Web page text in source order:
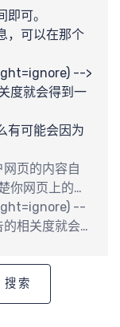
可。
，可以在那个
-->
度就会得到一
有可能会因为
页的内容自
你网页上的哪
动添加一些
某些部分，这
广告的相关
，那么可以在
。 <!--
--
相关度就会
公益广告。
搜索